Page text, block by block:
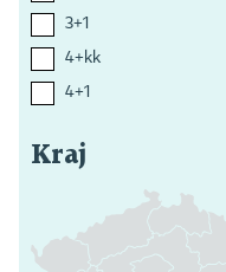
3+1
4+kk
4+1
Kraj